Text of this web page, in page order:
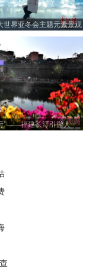
世界亚冬会主题元素景观
吸引游客打卡
”——福建长汀引游人